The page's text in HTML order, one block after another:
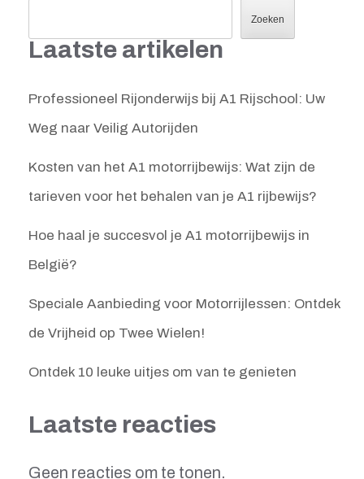
Zoeken
Laatste artikelen
Professioneel Rijonderwijs bij A1 Rijschool: Uw
Weg naar Veilig Autorijden
Kosten van het A1 motorrijbewijs: Wat zijn de
tarieven voor het behalen van je A1 rijbewijs?
Hoe haal je succesvol je A1 motorrijbewijs in
België?
Speciale Aanbieding voor Motorrijlessen: Ontdek
de Vrijheid op Twee Wielen!
Ontdek 10 leuke uitjes om van te genieten
Laatste reacties
Geen reacties om te tonen.